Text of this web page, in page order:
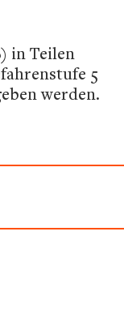
in Teilen
5
werden.